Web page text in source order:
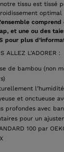
tissu est tissé
et une ou des
pour plus
ALLEZ L'ADORER :
de bambou (non
et onctueuse
profondes avec
pour un
100 par